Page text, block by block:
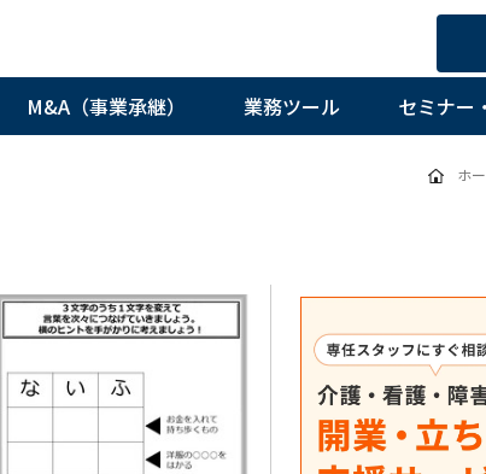
M&A（事業承継） 業務ツール セミナー
ホ